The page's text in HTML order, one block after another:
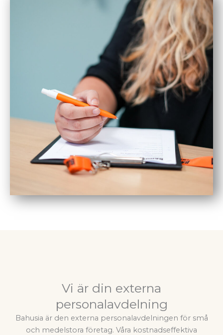
Vi är din externa
personalavdelning
Bahusia är den externa personalavdelningen för små
och medelstora företag. Våra kostnadseffektiva